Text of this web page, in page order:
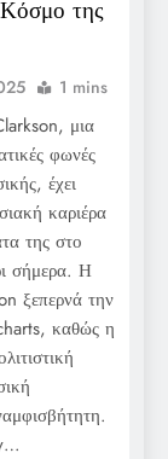
της
1 mins
μια
φωνές
έχει
καριέρα
της στο
σήμερα. Η
ξεπερνά την
καθώς η